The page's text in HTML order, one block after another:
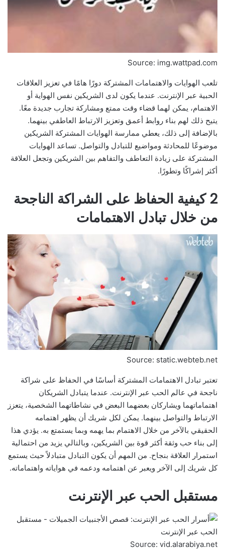
Source: img.wattpad.com
تلعب الهوايات والاهتمامات المشتركة دورًا هامًا في تعزيز العلاقات
الحبية عبر الإنترنت. عندما يكون لدى الشريكين نفس الهواية أو
الاهتمام، يمكن لهما قضاء وقت ممتع ومشاركة تجارب جديدة معًا.
يتيح ذلك لهم بناء روابط أعمق وتعزيز الارتباط العاطفي بينهما.
بالإضافة إلى ذلك، يعطي ممارسة الهوايات المشتركة الشريكين
موضوعًا للمحادثة ومواضيع للتبادل والتواصل. تساعد الهوايات
المشتركة على زيادة التعاطف والتفاهم بين الشريكين وتجعل العلاقة
أكثر إشراكًا وتطورًا.
2 كيفية الحفاظ على الشراكة الناجحة
من خلال تبادل الاهتمامات
Source: static.webteb.net
تعتبر تبادل الاهتمامات المشتركة أساسًا في الحفاظ على شراكة
ناجحة في عالم الحب عبر الإنترنت. عندما يتبادل الشريكان
اهتماماتهما ويشاركان بعضهما البعض في نشاطاتهما الشخصية، يتعزز
الارتباط والتواصل بينهما. يمكن لكل شريك أن يظهر اهتمامه
الحقيقي بالآخر من خلال الاهتمام بما يهمه وبما يستمتع به. يؤدي هذا
إلى بناء حب وثقة أكثر قوة بين الشريكين، وبالتالي يزيد من احتمالية
استمرار العلاقة بنجاح. من المهم أن يكون التبادل متبادلاً حيث يستمع
كل شريك إلى الآخر ويعبر عن اهتمامه ودعمه في هواياته واهتماماته.
مستقبل الحب عبر الإنترنت
Source: vid.alarabiya.net